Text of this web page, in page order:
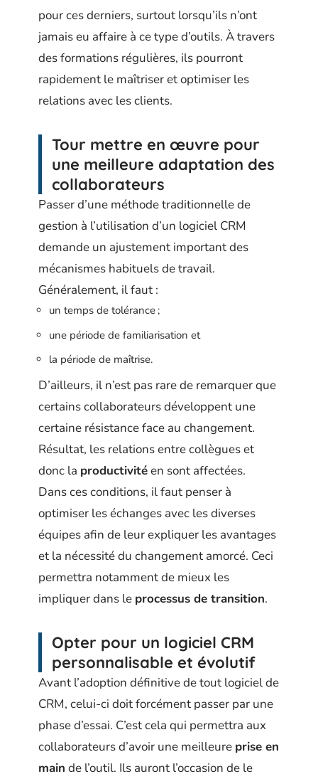
pour ces derniers, surtout lorsqu’ils n’ont
jamais eu affaire à ce type d’outils. À travers
des formations régulières, ils pourront
rapidement le maîtriser et optimiser les
relations avec les clients.
Tour mettre en œuvre pour
une meilleure adaptation des
collaborateurs
Passer d’une méthode traditionnelle de
gestion à l’utilisation d’un logiciel CRM
demande un ajustement important des
mécanismes habituels de travail.
Généralement, il faut :
un temps de tolérance ;
une période de familiarisation et
la période de maîtrise.
D’ailleurs, il n’est pas rare de remarquer que
certains collaborateurs développent une
certaine résistance face au changement.
Résultat, les relations entre collègues et
donc la productivitéen sont affectées.
Dans ces conditions, il faut penser à
optimiser les échanges avec les diverses
équipes afin de leur expliquer les avantages
et la nécessité du changement amorcé. Ceci
permettra notamment de mieux les
impliquer dans le processus de transition.
Opter pour un logiciel CRM
personnalisable et évolutif
Avant l’adoption définitive de tout logiciel de
CRM, celui-ci doit forcément passer par une
phase d’essai. C’est cela qui permettra aux
collaborateurs d’avoir une meilleure prise en
main de l’outil. Ils auront l’occasion de le